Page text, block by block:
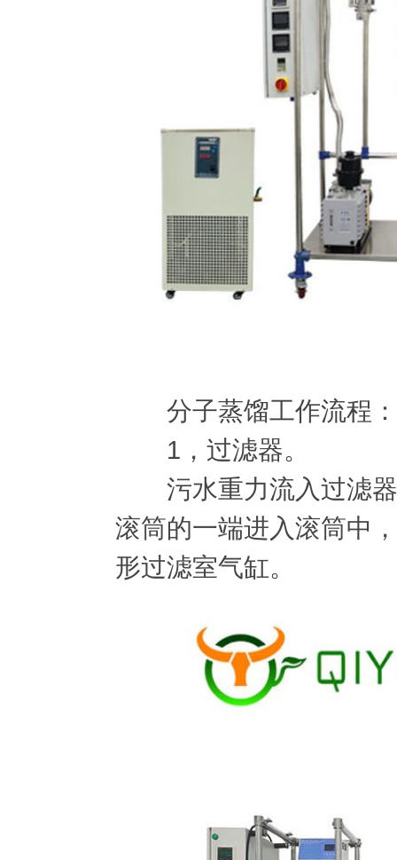
分子蒸馏工作流程：
1，过滤器。
污水重力流入过滤器
滚筒的一端进入滚筒中
形过滤室气缸。